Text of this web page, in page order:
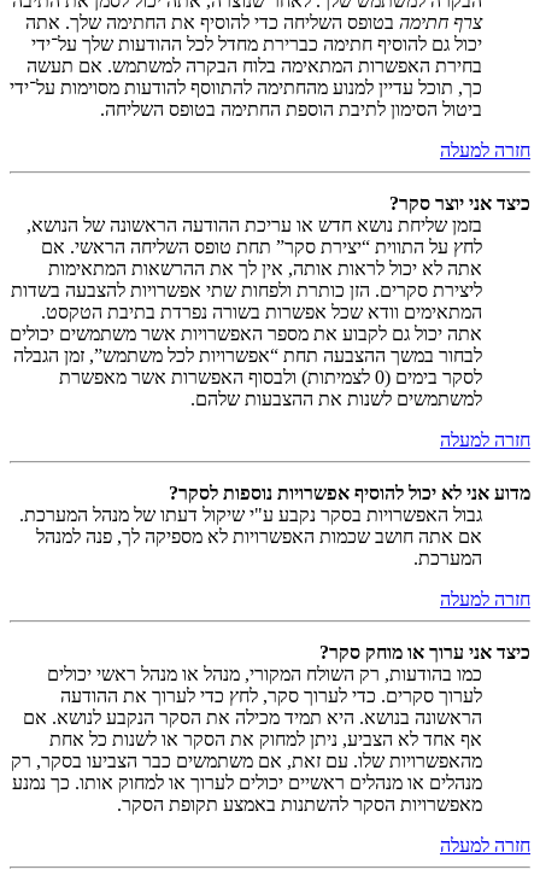
צרף חתימה בטופס השליחה כדי להוסיף את החתימה שלך. אתה
יכול גם להוסיף חתימה כברירת מחדל לכל ההודעות שלך על־ידי
בחירת האפשרות המתאימה בלוח הבקרה למשתמש. אם תעשה
כך, תוכל עדיין למנוע מהחתימה להתווסף להודעות מסוימות על־ידי
ביטול הסימון לתיבת הוספת החתימה בטופס השליחה.
חזרה למעלה
כיצד אני יוצר סקר?
בזמן שליחת נושא חדש או עריכת ההודעה הראשונה של הנושא,
לחץ על התווית “יצירת סקר” תחת טופס השליחה הראשי. אם
אתה לא יכול לראות אותה, אין לך את ההרשאות המתאימות
ליצירת סקרים. הזן כותרת ולפחות שתי אפשרויות להצבעה בשדות
המתאימים וודא שכל אפשרות בשורה נפרדת בתיבת הטקסט.
אתה יכול גם לקבוע את מספר האפשרויות אשר משתמשים יכולים
לבחור במשך ההצבעה תחת “אפשרויות לכל משתמש”, זמן הגבלה
לסקר בימים (0 לצמיתות) ולבסוף האפשרות אשר מאפשרת
למשתמשים לשנות את ההצבעות שלהם.
חזרה למעלה
מדוע אני לא יכול להוסיף אפשרויות נוספות לסקר?
גבול האפשרויות בסקר נקבע ע"י שיקול דעתו של מנהל המערכת.
אם אתה חושב שכמות האפשרויות לא מספיקה לך, פנה למנהל
המערכת.
חזרה למעלה
כיצד אני ערוך או מוחק סקר?
כמו בהודעות, רק השולח המקורי, מנהל או מנהל ראשי יכולים
לערוך סקרים. כדי לערוך סקר, לחץ כדי לערוך את ההודעה
הראשונה בנושא. היא תמיד מכילה את הסקר הנקבע לנושא. אם
אף אחד לא הצביע, ניתן למחוק את הסקר או לשנות כל אחת
מהאפשרויות שלו. עם זאת, אם משתמשים כבר הצביעו בסקר, רק
מנהלים או מנהלים ראשיים יכולים לערוך או למחוק אותו. כך נמנע
מאפשרויות הסקר להשתנות באמצע תקופת הסקר.
חזרה למעלה